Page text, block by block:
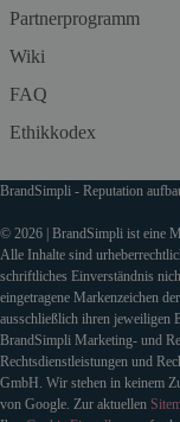
Partnerprogramm
Wiki
FAQ
Ethikkodex
BrandSimpli - Reputation
© 2026 | BrandSimpli ist eine
Alle Inhalte sind
schriftliches Einverständnis
eingetragene Markenzeichen
ausschließlich ihren jeweiligen
BrandSimpli Marketing- und
Rechtsdienstleistungen und
GmbH. Wir stehen in keinem
von Google. Zur aktuellen